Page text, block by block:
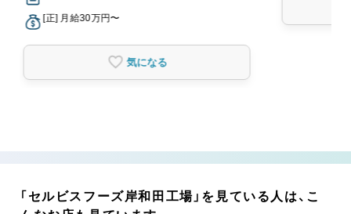
[正] 月給30万円〜
気になる
「セルビスフーズ岸和田工場」を見ている人は、こ